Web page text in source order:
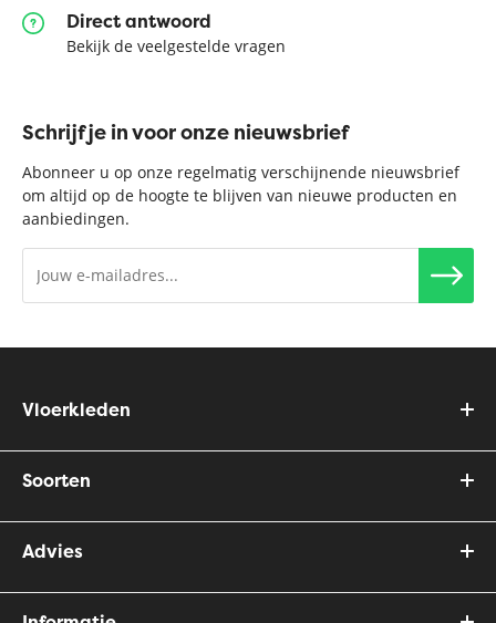
Direct antwoord
Bekijk de veelgestelde vragen
Schrijf je in voor onze nieuwsbrief
Abonneer u op onze regelmatig verschijnende nieuwsbrief
om altijd op de hoogte te blijven van nieuwe producten en
aanbiedingen.
Vloerkleden
Soorten
Advies